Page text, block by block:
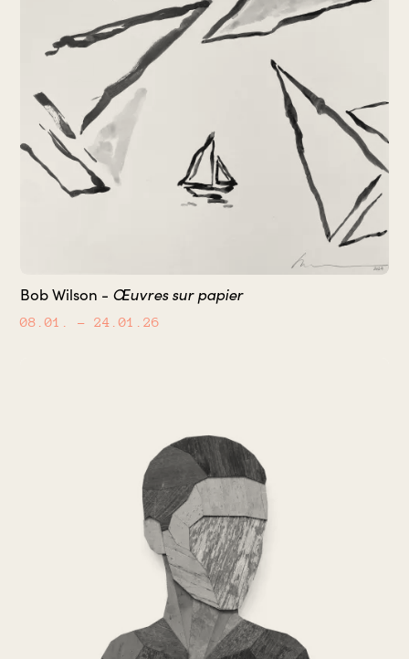
Bob Wilson - Œuvres sur papier
08.01. – 24.01.26